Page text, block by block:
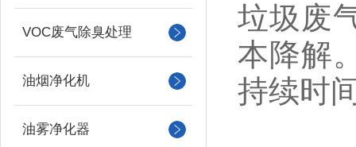
VOC废气除臭处理
油烟净化机
油雾净化器
垃圾废
本降解
持续时